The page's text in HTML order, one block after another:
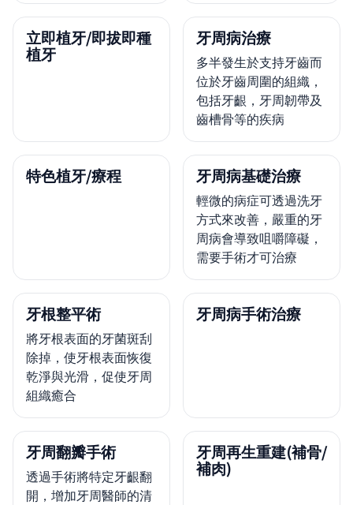
立即植牙/即拔即種
植牙
牙周病治療
多半發生於支持牙齒而
位於牙齒周圍的組織，
包括牙齦，牙周韌帶及
齒槽骨等的疾病
特色植牙/療程 牙周病基礎治療
輕微的病症可透過洗牙
方式來改善，嚴重的牙
周病會導致咀嚼障礙，
需要手術才可治療
牙根整平術
將牙根表面的牙菌斑刮
除掉，使牙根表面恢復
乾淨與光滑，促使牙周
組織癒合
牙周病手術治療
牙周翻瓣手術
透過手術將特定牙齦翻
開，增加牙周醫師的清
牙周再生重建(補骨/
補肉)